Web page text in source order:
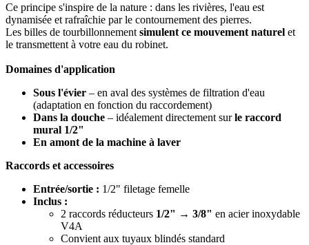
Ce principe s'inspire de la nature : dans les rivières, l'eau est
dynamisée et rafraîchie par le contournement des pierres.
Les billes de tourbillonnement simulent ce mouvement naturel et
le transmettent à votre eau du robinet.
Domaines d'application
Sous l'évier – en aval des systèmes de filtration d'eau
(adaptation en fonction du raccordement)
Dans la douche – idéalement directement surle raccord
mural 1/2"
En amont de la machine à laver
Raccords et accessoires
Entrée/sortie : 1/2" filetage femelle
Inclus :
2 raccords réducteurs 1/2" → 3/8" en acier inoxydable
V4A
Convient aux tuyaux blindés standard